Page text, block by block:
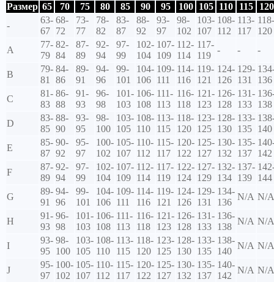
Размер 65 70 75 80 85 90 95 100 105 110 115
120
-
63-
67
68-
72
73-
77
78-
82
83-
87
88-
92
93-
97
98-
102
103-
107
108-
112
113-
117
118-
120
A
77-
79
82-
84
87-
89
92-
94
97-
99
102-
104
107-
109
112-
114
117-
119
- - -
B
79-
81
84-
86
89-
91
94-
96
99-
101
104-
106
109-
111
114-
116
119-
121
124-
126
129-
131
136
C
81-
83
86-
88
91-
93
96-
98
101-
103
106-
108
111-
113
116-
118
121-
123
126-
128
131-
133 138
D
83-
85
88-
90
93-
95
98-
100
103-
105
108-
110
113-
115
118-
120
123-
125
128-
130
133-
135 140
E
85-
87
90-
92
95-
97
100-
102
105-
107
110-
112
115-
117
120-
122
125-
127
130-
132
135-
137 142
F
87-
89
92-
94
97-
99
102-
104
107-
109
112-
114
117-
119
122-
124
127-
129
132-
134
137-
139 144
G
89-
91
94-
96
99-
101
104-
106
109-
111
114-
116
119-
121
124-
126
129-
131
134-
136
N/A N/A
H
91-
93
96-
98
101-
103
106-
108
111-
113
116-
118
121-
123
126-
128
131-
133
136-
138
N/A N/A
I
93-
95
98-
100
103-
105
108-
110
113-
115
118-
120
123-
125
128-
130
133-
135
138-
140
N/A N/A
J
95-
97
100-
102
105-
107
110-
112
115-
117
120-
122
125-
127
130-
132
135-
137
140-
142
N/A N/A